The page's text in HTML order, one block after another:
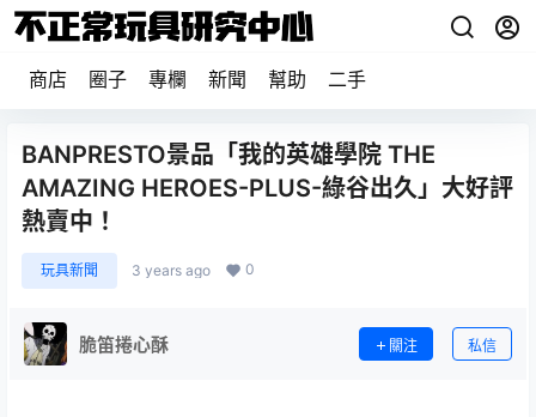
商店 圈子 專欄 新聞 幫助 二手
BANPRESTO景品「我的英雄學院 THE
AMAZING HEROES-PLUS-綠谷出久」大好評
熱賣中！
玩具新聞 3 years ago 0
脆笛捲心酥 關注 私信